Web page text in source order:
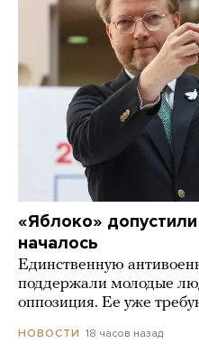
«Яблоко»
началось
Единственную
поддержали молодые
оппозиция. Ее уже
НОВОСТИ 18 часов назад